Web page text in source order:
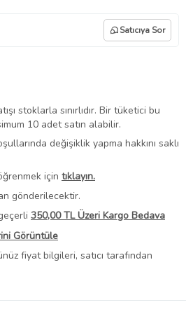
Satıcıya Sor
stoklarla sınırlıdır. Bir tüketici bu
10 adet satın alabilir.
değişiklik yapma hakkını saklı
için tıklayın.
gönderilecektir.
350,00 TL Üzeri Kargo Bedava
Görüntüle
fiyat bilgileri, satıcı tarafından